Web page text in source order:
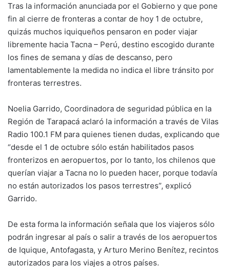
Tras la información anunciada por el Gobierno y que pone
fin al cierre de fronteras a contar de hoy 1 de octubre,
quizás muchos iquiqueños pensaron en poder viajar
libremente hacia Tacna – Perú, destino escogido durante
los fines de semana y días de descanso, pero
lamentablemente la medida no indica el libre tránsito por
fronteras terrestres.
Noelia Garrido, Coordinadora de seguridad pública en la
Región de Tarapacá aclaró la información a través de Vilas
Radio 100.1 FM para quienes tienen dudas, explicando que
“desde el 1 de octubre sólo están habilitados pasos
fronterizos en aeropuertos, por lo tanto, los chilenos que
querían viajar a Tacna no lo pueden hacer, porque todavía
no están autorizados los pasos terrestres”, explicó
Garrido.
De esta forma la información señala que los viajeros sólo
podrán ingresar al país o salir a través de los aeropuertos
de Iquique, Antofagasta, y Arturo Merino Benítez, recintos
autorizados para los viajes a otros países.